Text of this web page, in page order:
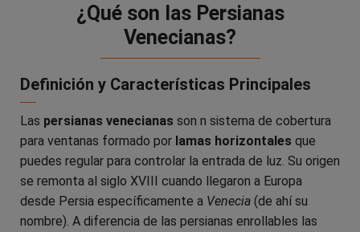
¿Qué son las Persianas
Venecianas?
Definición y Características Principales
Las persianas venecianas son n sistema de cobertura
para ventanas formado por lamas horizontales que
puedes regular para controlar la entrada de luz. Su origen
se remonta al siglo XVIII cuando llegaron a Europa
desde Persia específicamente a Venecia (de ahí su
nombre). A diferencia de las persianas enrollables las